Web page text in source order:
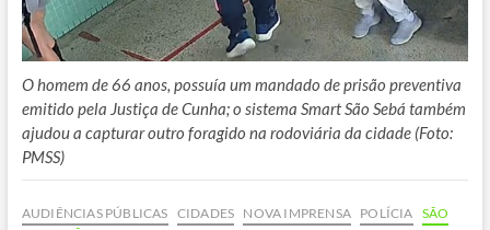
O homem de 66 anos, possuía um mandado de prisão preventiva
emitido pela Justiça de Cunha; o sistema Smart São Sebá também
ajudou a capturar outro foragido na rodoviária da cidade (Foto:
PMSS)
AUDIÊNCIAS PÚBLICAS CIDADES NOVA IMPRENSA POLÍCIA SÃO